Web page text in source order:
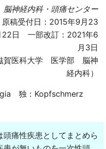
神経内科・頭痛センター
稿受付日：2015年9月23
日 一部改訂：2021年6
月3日
賀医科大学 医学部 脳神
経内科）
独：Kopfschmerz
痛性疾患としてまとめら